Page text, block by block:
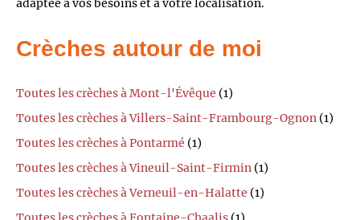
adaptée à vos besoins et à votre localisation.
Crèches autour de moi
Toutes les crèches à Mont-l'Évêque (1)
Toutes les crèches à Villers-Saint-Frambourg-Ognon (1)
Toutes les crèches à Pontarmé (1)
Toutes les crèches à Vineuil-Saint-Firmin (1)
Toutes les crèches à Verneuil-en-Halatte (1)